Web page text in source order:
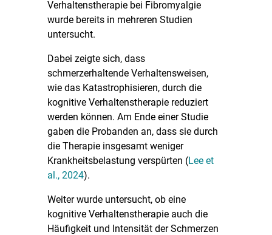
Verhaltenstherapie bei Fibromyalgie
wurde bereits in mehreren Studien
untersucht.
Dabei zeigte sich, dass
schmerzerhaltende Verhaltensweisen,
wie das Katastrophisieren, durch die
kognitive Verhaltenstherapie reduziert
werden können. Am Ende einer Studie
gaben die Probanden an, dass sie durch
die Therapie insgesamt weniger
Krankheitsbelastung verspürten (Lee et
al., 2024).
Weiter wurde untersucht, ob eine
kognitive Verhaltenstherapie auch die
Häufigkeit und Intensität der Schmerzen